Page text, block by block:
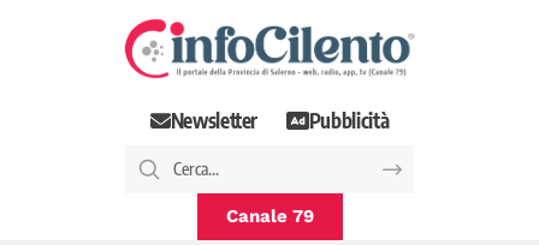
Newsletter Pubblicità
Canale 79